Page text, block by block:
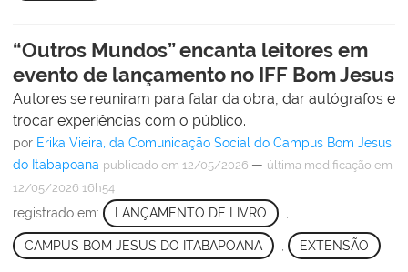
“Outros Mundos” encanta leitores em
evento de lançamento no IFF Bom Jesus
Autores se reuniram para falar da obra, dar autógrafos e
trocar experiências com o público.
por Erika Vieira, da Comunicação Social do Campus Bom Jesus
do Itabapoana publicado em 12/05/2026 — última modificação em
12/05/2026 16h54
registrado em: LANÇAMENTO DE LIVRO ,
CAMPUS BOM JESUS DO ITABAPOANA EXTENSÃO